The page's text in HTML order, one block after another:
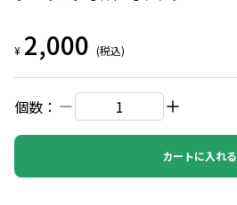
¥ 2,000 (税込)
個数：
カートに入れる